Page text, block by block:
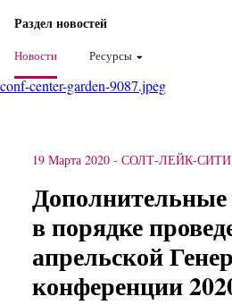
Раздел новостей
Новости Ресурсы
conf-center-garden-9087.jpeg
19 Марта 2020 - СОЛТ-ЛЕЙК-СИТИ
Дополнительные
в порядке
апрельской
конференции